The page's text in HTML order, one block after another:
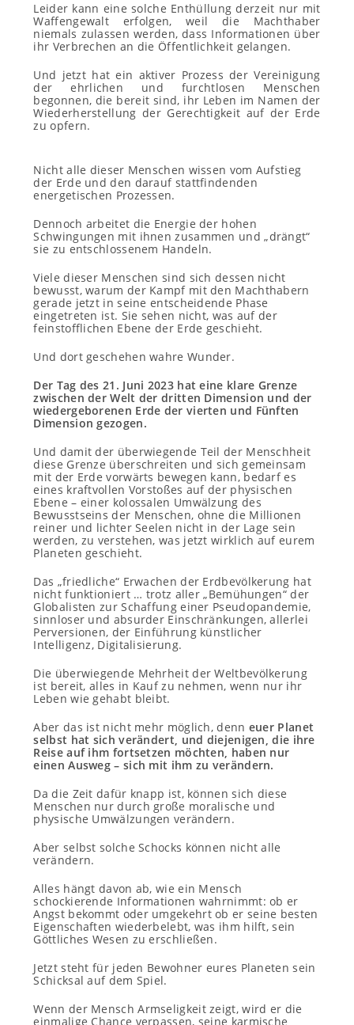
Leider kann eine solche Enthüllung derzeit nur mit
Waffengewalt erfolgen, weil die Machthaber
niemals zulassen werden, dass Informationen über
ihr Verbrechen an die Öffentlichkeit gelangen.
Und jetzt hat ein aktiver Prozess der Vereinigung
der ehrlichen und furchtlosen Menschen
begonnen, die bereit sind, ihr Leben im Namen der
Wiederherstellung der Gerechtigkeit auf der Erde
zu opfern.
Nicht alle dieser Menschen wissen vom Aufstieg
der Erde und den darauf stattfindenden
energetischen Prozessen.
Dennoch arbeitet die Energie der hohen
Schwingungen mit ihnen zusammen und „drängt“
sie zu entschlossenem Handeln.
Viele dieser Menschen sind sich dessen nicht
bewusst, warum der Kampf mit den Machthabern
gerade jetzt in seine entscheidende Phase
eingetreten ist. Sie sehen nicht, was auf der
feinstofflichen Ebene der Erde geschieht.
Und dort geschehen wahre Wunder.
Der Tag des 21. Juni 2023 hat eine klare Grenze
zwischen der Welt der dritten Dimension und der
wiedergeborenen Erde der vierten und Fünften
Dimension gezogen.
Und damit der überwiegende Teil der Menschheit
diese Grenze überschreiten und sich gemeinsam
mit der Erde vorwärts bewegen kann, bedarf es
eines kraftvollen Vorstoßes auf der physischen
Ebene – einer kolossalen Umwälzung des
Bewusstseins der Menschen, ohne die Millionen
reiner und lichter Seelen nicht in der Lage sein
werden, zu verstehen, was jetzt wirklich auf eurem
Planeten geschieht.
Das „friedliche“ Erwachen der Erdbevölkerung hat
nicht funktioniert … trotz aller „Bemühungen“ der
Globalisten zur Schaffung einer Pseudopandemie,
sinnloser und absurder Einschränkungen, allerlei
Perversionen, der Einführung künstlicher
Intelligenz, Digitalisierung.
Die überwiegende Mehrheit der Weltbevölkerung
ist bereit, alles in Kauf zu nehmen, wenn nur ihr
Leben wie gehabt bleibt.
Aber das ist nicht mehr möglich, denn euer Planet
selbst hat sich verändert, und diejenigen, die ihre
Reise auf ihm fortsetzen möchten, haben nur
einen Ausweg – sich mit ihm zu verändern.
Da die Zeit dafür knapp ist, können sich diese
Menschen nur durch große moralische und
physische Umwälzungen verändern.
Aber selbst solche Schocks können nicht alle
verändern.
Alles hängt davon ab, wie ein Mensch
schockierende Informationen wahrnimmt: ob er
Angst bekommt oder umgekehrt ob er seine besten
Eigenschaften wiederbelebt, was ihm hilft, sein
Göttliches Wesen zu erschließen.
Jetzt steht für jeden Bewohner eures Planeten sein
Schicksal auf dem Spiel.
Wenn der Mensch Armseligkeit zeigt, wird er die
einmalige Chance verpassen, seine karmische